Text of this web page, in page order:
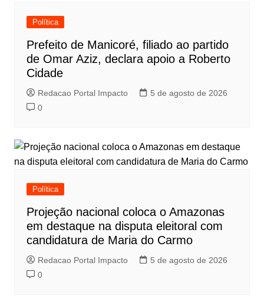
Política
Prefeito de Manicoré, filiado ao partido
de Omar Aziz, declara apoio a Roberto
Cidade
Redacao Portal Impacto
5 de agosto de 2026
0
Política
Projeção nacional coloca o Amazonas
em destaque na disputa eleitoral com
candidatura de Maria do Carmo
Redacao Portal Impacto
5 de agosto de 2026
0